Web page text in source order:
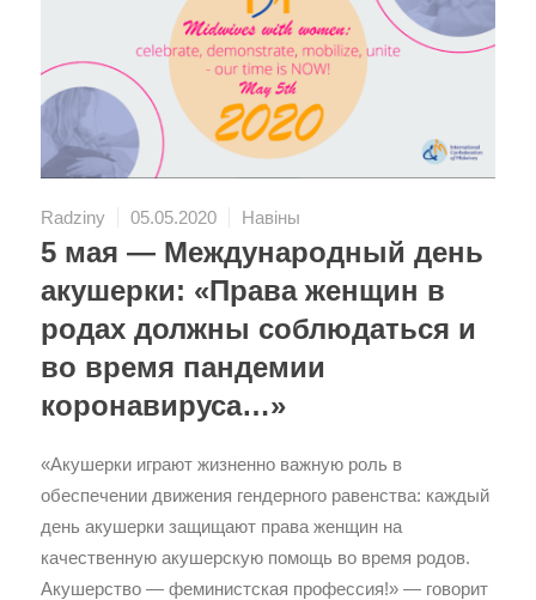
Radziny 05.05.2020 Навіны
5 мая — Международный день
акушерки: «Права женщин в
родах должны соблюдаться и
во время пандемии
коронавируса…»
«Акушерки играют жизненно важную роль в
обеспечении движения гендерного равенства: каждый
день акушерки защищают права женщин на
качественную акушерскую помощь во время родов.
Акушерство — феминистская профессия!» — говорит